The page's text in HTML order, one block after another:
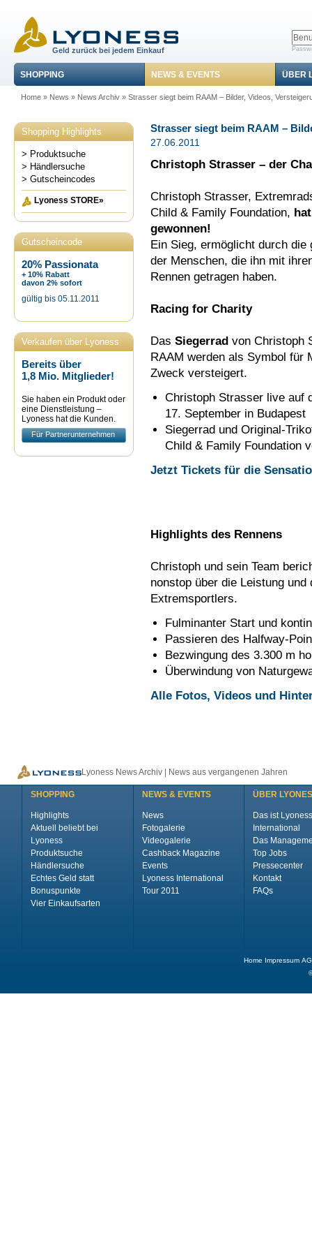
Geld zurück bei jedem Einkauf
SHOPPING NEWS & EVENTS ÜBER
Home» News » News Archiv» Strasser siegt beim RAAM – Bilder, Videos,
Shopping Highlights
> Produktsuche
> Händlersuche
> Gutscheincodes
Lyoness STORE»
Gutscheincode
20% Passionata
+ 10% Rabatt
davon 2% sofort
gültig bis 05.11.2011
Verkaufen über Lyoness
Bereits über
1,8 Mio. Mitglieder!
Sie haben ein Produkt oder
eine Dienstleistung –
Lyoness hat die Kunden.
Für Partnerunternehmen
Strasser siegt beim RAAM –
27.06.2011
Christoph Strasser – der
Christoph Strasser,
Child & Family Foundation,
gewonnen!
Ein Sieg, ermöglicht durch
der Menschen, die ihn mit
Rennen getragen haben.
Racing for Charity
Das Siegerradvon Christoph
RAAM werden als Symbol für
Zweck versteigert.
Christoph Strasser live auf
17. September in Budapest
Siegerrad und Original-
Child & Family Foundation
Jetzt Tickets für die
Highlights des Rennens
Christoph und sein Team
nonstop über die Leistung
Extremsportlers.
Fulminanter Start und
Passieren des Halfway-
Bezwingung des 3.300 m
Überwindung von
Alle Fotos, Videos und
Lyoness News Archiv | News aus vergangenen Jahren
SHOPPING
Highlights
Aktuell beliebt bei
Lyoness
Produktsuche
Händlersuche
Echtes Geld statt
Bonuspunkte
Vier Einkaufsarten
NEWS & EVENTS
News
Fotogalerie
Videogalerie
Cashback Magazine
Events
Lyoness International
Tour 2011
ÜBER
Das ist Lyoness
International
Das
Top Jobs
Pressecenter
Kontakt
FAQs
Home Impressum